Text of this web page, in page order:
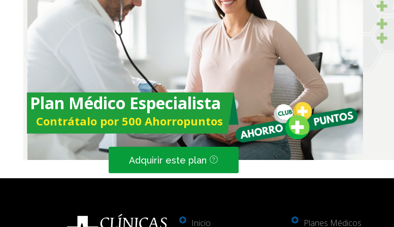
Plan Médico Especialista
Contrátalo por 500 Ahorropuntos
Adquirir este plan
Inicio Planes Médicos